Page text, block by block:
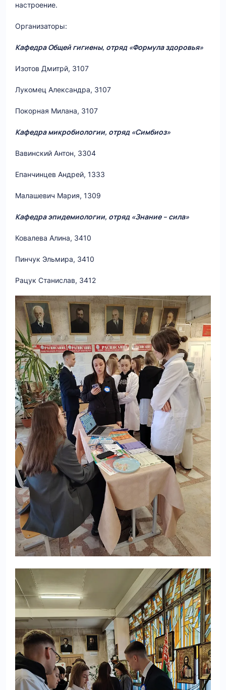
настроение.
Организаторы:
Кафедра Общей гигиены, отряд «Формула здоровья»
Изотов Дмитрй, 3107
Лукомец Александра, 3107
Покорная Милана, 3107
Кафедра микробиологии, отряд «Симбиоз»
Вавинский Антон, 3304
Епанчинцев Андрей, 1333
Малашевич Мария, 1309
Кафедра эпидемиологии, отряд «Знание – сила»
Ковалева Алина, 3410
Пинчук Эльмира, 3410
Рацук Станислав, 3412